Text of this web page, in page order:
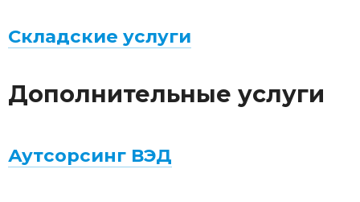
Складские услуги
Дополнительные услуги
Аутсорсинг ВЭД